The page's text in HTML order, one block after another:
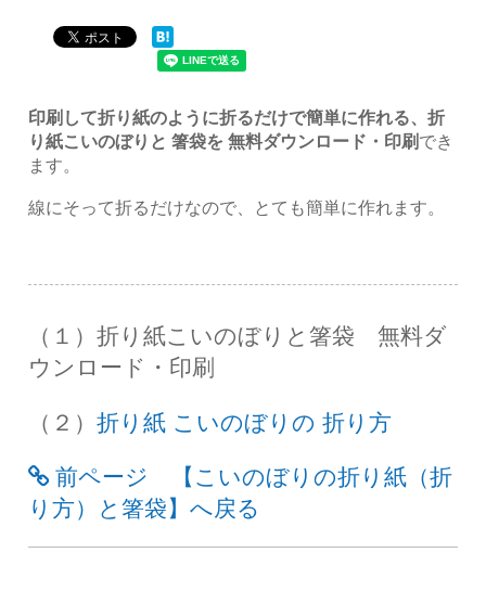
印刷して折り紙のように折るだけで簡単に作れる、折
り紙こいのぼりと 箸袋を 無料ダウンロード・印刷 でき
ます。
線にそって折るだけなので、とても簡単に作れます。
（１）折り紙こいのぼりと箸袋 無料ダ
ウンロード・印刷
（２）折り紙 こいのぼりの 折り方
前ページ 【こいのぼりの折り紙（折
り方）と箸袋】へ戻る